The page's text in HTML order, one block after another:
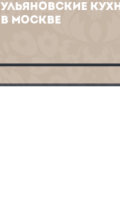
УЛЬЯНОВСКИЕ
В МОСКВЕ